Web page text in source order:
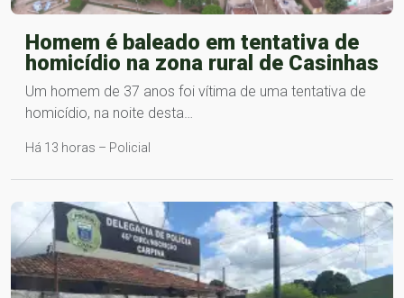
Homem é baleado em tentativa de
homicídio na zona rural de Casinhas
Um homem de 37 anos foi vítima de uma tentativa de
homicídio, na noite desta…
Há 13 horas – Policial